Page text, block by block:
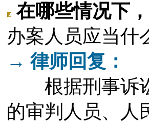
在哪些情况下
办案人员应当什
→ 律师回复：
根据刑事诉讼
的审判人员、人